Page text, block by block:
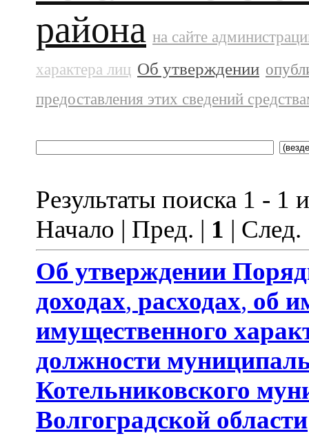
района на сайте
характера лиц Об утверждении
предоставления этих сведений
Результаты поиска 1 - 1
Начало | Пред. | 1 |
Об утверждении
доходах, расходах, об
имущественного
должности
Котельниковского
Волгоградской области